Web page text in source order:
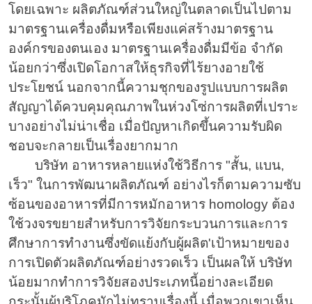
โดยเฉพาะ ผลิตภัณฑ์ส่วนใหญ่ในตลาดเป็นไปตาม
มาตรฐานเครื่องดื่มหรือเพียงแค่สร้างมาตรฐาน
องค์กรของตนเอง มาตรฐานเครื่องดื่มมีข้อ จำกัด
น้อยกว่าซึ่งเปิดโอกาสให้ธุรกิจที่ไร้ยางอายใช้
ประโยชน์ นอกจากนี้ความชุกของรูปแบบการผลิต
สัญญาได้ควบคุมคุณภาพในห่วงโซ่การผลิตที่เปราะ
บางอย่างไม่น่าเชื่อ เมื่อปัญหาเกิดขึ้นความรับผิด
ชอบจะกลายเป็นเรื่องยากมาก
บริษัท อาหารหลายแห่งใช้วิธีการ "สั้น, แบน,
เร็ว" ในการพัฒนาผลิตภัณฑ์ อย่างไรก็ตามความซับ
ซ้อนของอาหารที่มีการหมักอาหาร homology ต้อง
ใช้วงจรขยายสำหรับการวิจัยกระบวนการและการ
ศึกษาการทำงานซึ่งขัดแย้งกับผู้ผลิต'เป้าหมายของ
การเปิดตัวผลิตภัณฑ์อย่างรวดเร็ว เป็นผลให้ บริษัท
น้อยมากทำการวิจัยสองประเภทนี้อย่างละเอียด